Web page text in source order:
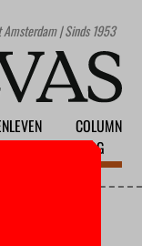
| Sinds 1953
COLUMN
BLOG